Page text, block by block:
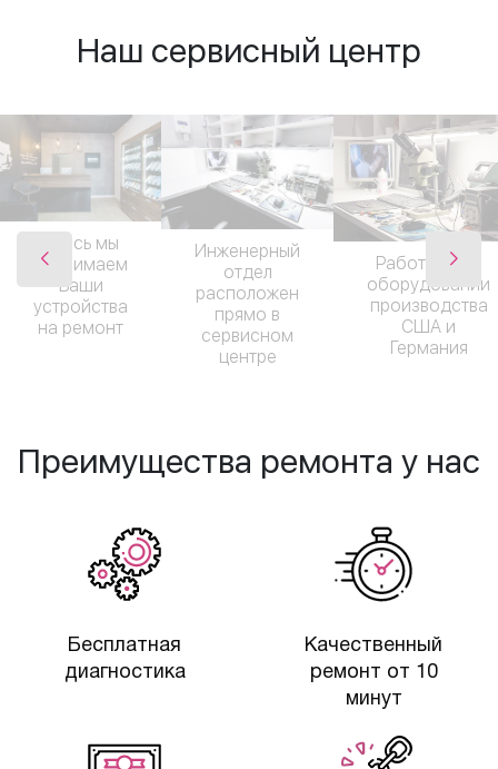
Наш сервисный центр
Здесь мы
принимаем
Ваши
устройства
на ремонт
Инженерный
отдел
расположен
прямо в
сервисном
центре
Работаем на
оборудовании
производства
США и
Германия
Преимущества ремонта у нас
Бесплатная
диагностика
Качественный
ремонт от 10
минут